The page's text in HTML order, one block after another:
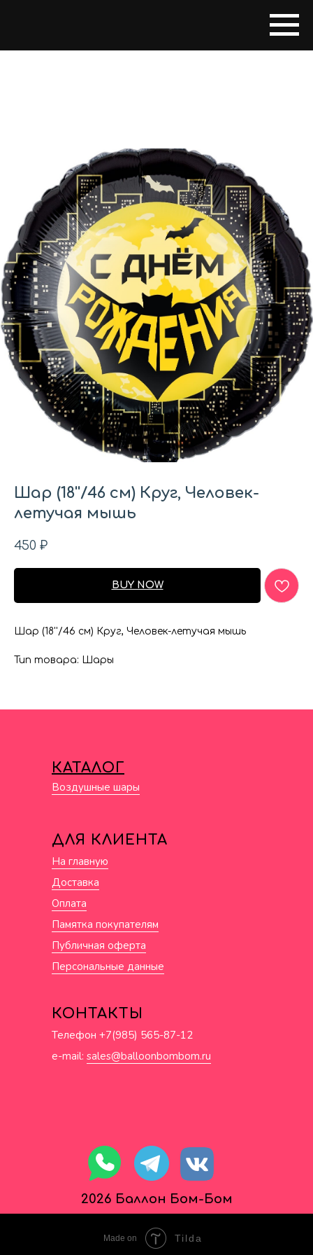
Шар (18''/46 см) Круг, Человек-
летучая мышь
450 ₽
BUY NOW
Шар (18''/46 см) Круг, Человек-летучая мышь
Тип товара: Шары
КАТАЛОГ
Воздушные шары
ДЛЯ КЛИЕНТА
На главную
Доставка
Оплата
Памятка покупателям
Публичная оферта
Персональные данные
КОНТАКТЫ
Телефон +7(985) 565-87-12
e-mail: sales@balloonbombom.ru
2026 Баллон Бом-Бом
Made on Tilda